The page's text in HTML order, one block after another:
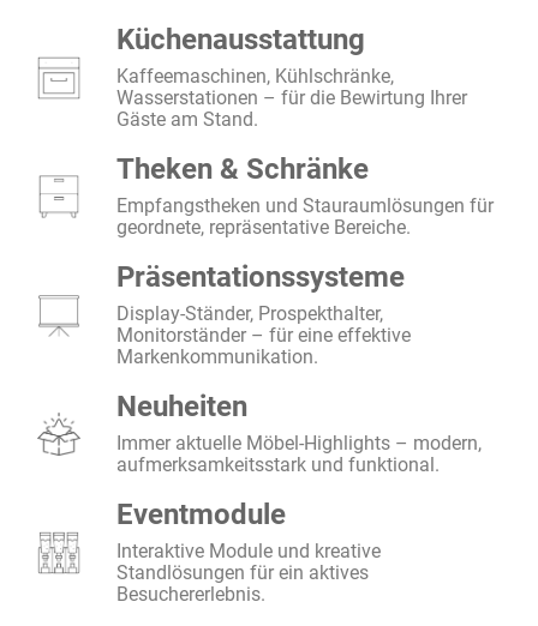
Küchenausstattung
Kaffeemaschinen, Kühlschränke,
Wasserstationen – für die Bewirtung Ihrer
Gäste am Stand.
Theken & Schränke
Empfangstheken und Stauraumlösungen für
geordnete, repräsentative Bereiche.
Präsentationssysteme
Display-Ständer, Prospekthalter,
Monitorständer – für eine effektive
Markenkommunikation.
Neuheiten
Immer aktuelle Möbel-Highlights – modern,
aufmerksamkeitsstark und funktional.
Eventmodule
Interaktive Module und kreative
Standlösungen für ein aktives
Besuchererlebnis.